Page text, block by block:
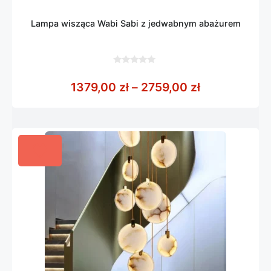
Lampa wisząca Wabi Sabi z jedwabnym abażurem
5
1379,00 zł – 2759,00 złZakres cen: